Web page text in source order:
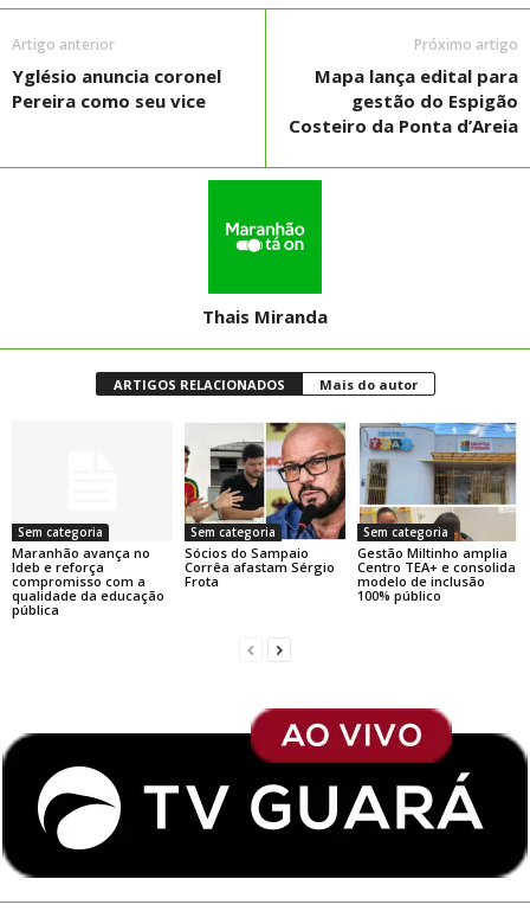
Artigo anterior
Yglésio anuncia coronel
Pereira como seu vice
Próximo artigo
Mapa lança edital para
gestão do Espigão
Costeiro da Ponta d’Areia
Thais Miranda
ARTIGOS RELACIONADOS Mais do autor
Sem categoria
Maranhão avança no
Ideb e reforça
compromisso com a
qualidade da educação
pública
Sem categoria
Sócios do Sampaio
Corrêa afastam Sérgio
Frota
Sem categoria
Gestão Miltinho amplia
Centro TEA+ e consolida
modelo de inclusão
100% público